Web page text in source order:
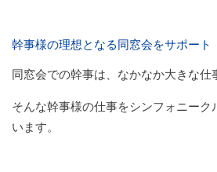
幹事様の理想となる同窓会をサポート
同窓会での幹事は、なかなか大きな仕
そんな幹事様の仕事をシンフォニーク
います。